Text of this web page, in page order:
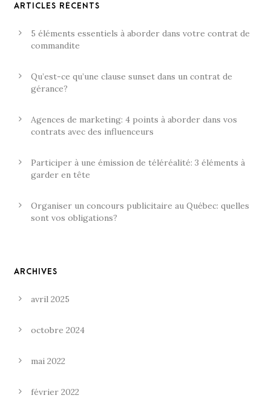
ARTICLES RÉCENTS
5 éléments essentiels à aborder dans votre contrat de
commandite
Qu’est-ce qu’une clause sunset dans un contrat de
gérance?
Agences de marketing: 4 points à aborder dans vos
contrats avec des influenceurs
Participer à une émission de téléréalité: 3 éléments à
garder en tête
Organiser un concours publicitaire au Québec: quelles
sont vos obligations?
ARCHIVES
avril 2025
octobre 2024
mai 2022
février 2022